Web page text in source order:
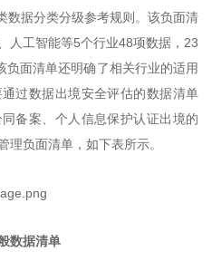
数据分类分级参考规则。该负面清
人工智能等5个行业48项数据，23
面清单还明确了相关行业的适用
过数据出境安全评估的数据清单
备案、个人信息保护认证出境的
理负面清单，如下表所示。
数据清单